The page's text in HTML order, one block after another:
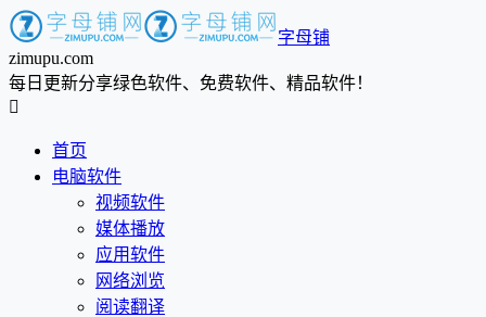
字母铺
zimupu.com
每日更新分享绿色软件、免费软件、精品软件！

首页
电脑软件
视频软件
媒体播放
应用软件
网络浏览
阅读翻译